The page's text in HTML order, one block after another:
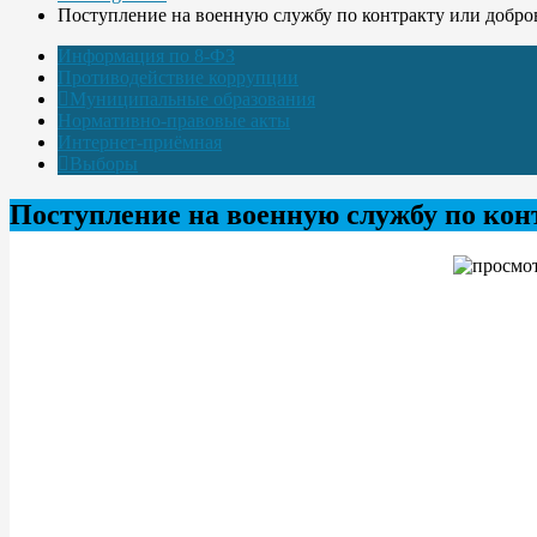
Поступление на военную службу по контракту или
Информация по 8-ФЗ
Противодействие коррупции
Муниципальные образования
Нормативно-правовые акты
Интернет-приёмная
Выборы
Поступление на военную службу по